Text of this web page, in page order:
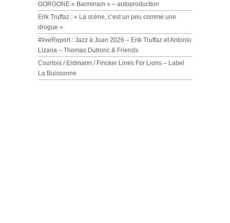
GORGONE « Barminam » – autoproduction
Erik Truffaz : « La scène, c’est un peu comme une
drogue »
#liveReport : Jazz à Juan 2026 – Erik Truffaz et Antonio
Lizana – Thomas Dutronc & Friends
Courtois / Erdmann / Fincker Lines For Lions – Label
La Buissonne